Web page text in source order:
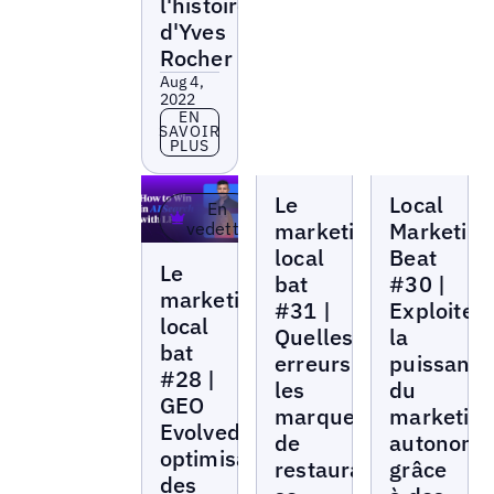
d'Yves
Rocher
Aug 4,
2022
En savoir plus
EN
SAVOIR
PLUS
En
vedette
Marketing
Beat
Le
marketing
local
bat
#28 |
GEO
Evolved :
optimisation
des
Marketing
Beat
Le
marketing
local
bat
#31 |
Quelles
erreurs
les
marques
de
restaurants
Marketing
Beat
Local
Marketing
Beat
#30 |
Exploiter
la
puissance
du
autonome
grâce